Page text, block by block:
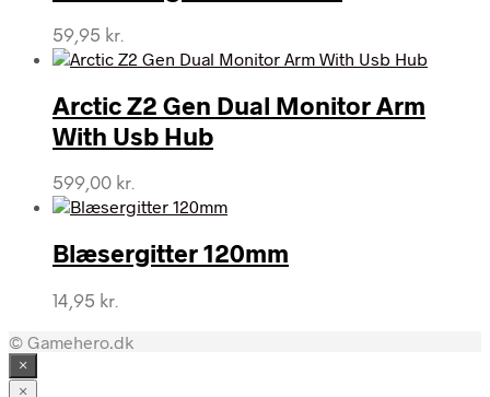
59,95 kr.
Arctic Z2 Gen Dual Monitor Arm
With Usb Hub
599,00 kr.
Blæsergitter 120mm
14,95 kr.
© Gamehero.dk
×
×